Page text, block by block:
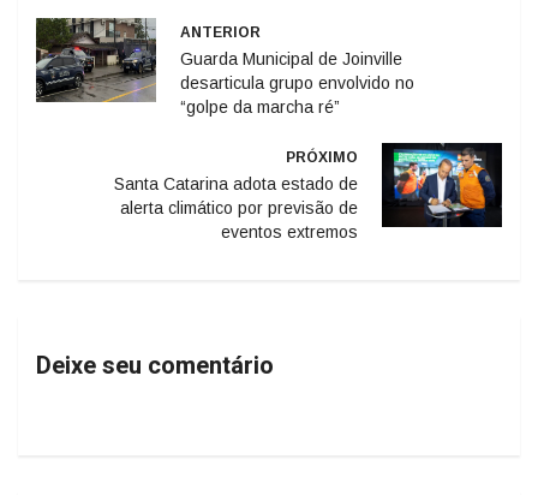
ANTERIOR
Guarda Municipal de Joinville
desarticula grupo envolvido no
“golpe da marcha ré”
PRÓXIMO
Santa Catarina adota estado de
alerta climático por previsão de
eventos extremos
Deixe seu comentário